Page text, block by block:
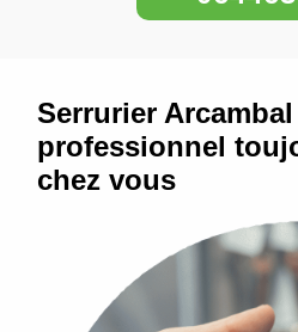
Serrurier Arcambal
professionnel
chez vous